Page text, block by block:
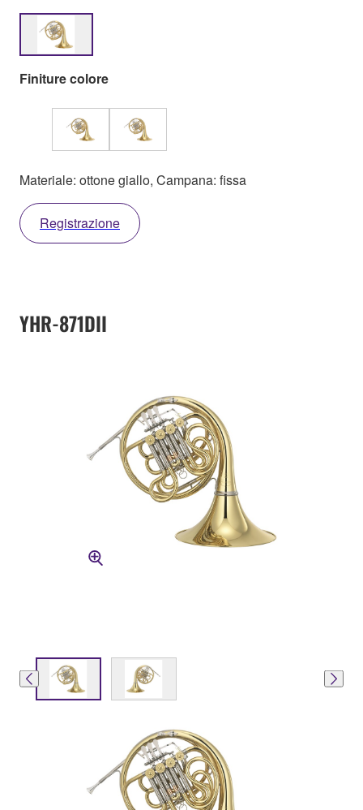
Finiture colore
Materiale: ottone giallo, Campana: fissa
Registrazione
YHR-871DII